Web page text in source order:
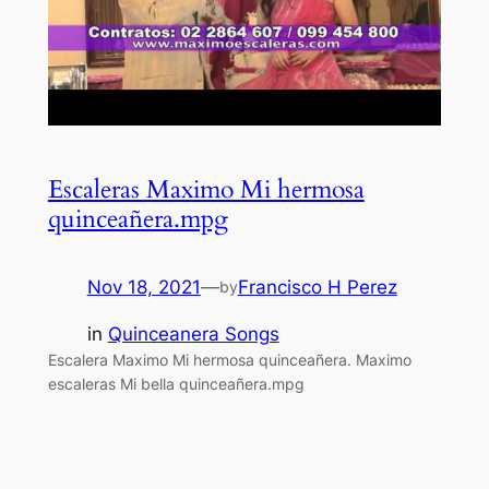
Escaleras Maximo Mi hermosa
quinceañera.mpg
Nov 18, 2021—byFrancisco H Perez
in Quinceanera Songs
Escalera Maximo Mi hermosa quinceañera. Maximo
escaleras Mi bella quinceañera.mpg